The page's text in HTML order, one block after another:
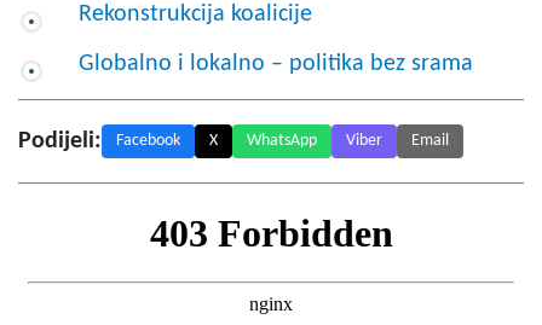
Rekonstrukcija koalicije
Globalno i lokalno – politika bez srama
Podijeli: Facebook X WhatsApp Viber Email